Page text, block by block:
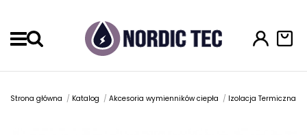
Strona główna Katalog Akcesoria wymienników ciepła Izolacja Termiczna